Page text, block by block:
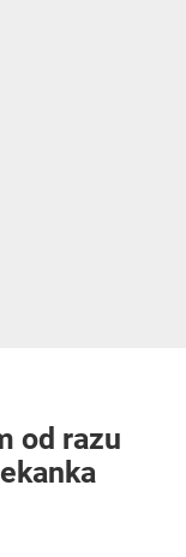
od razu